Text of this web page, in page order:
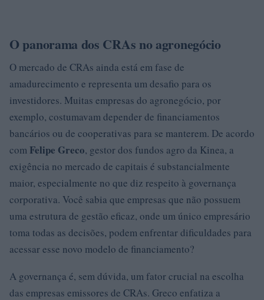
O panorama dos CRAs no agronegócio
O mercado de CRAs ainda está em fase de
amadurecimento e representa um desafio para os
investidores. Muitas empresas do agronegócio, por
exemplo, costumavam depender de financiamentos
bancários ou de cooperativas para se manterem. De acordo
com Felipe Greco, gestor dos fundos agro da Kinea, a
exigência no mercado de capitais é substancialmente
maior, especialmente no que diz respeito à governança
corporativa. Você sabia que empresas que não possuem
uma estrutura de gestão eficaz, onde um único empresário
toma todas as decisões, podem enfrentar dificuldades para
acessar esse novo modelo de financiamento?
A governança é, sem dúvida, um fator crucial na escolha
das empresas emissores de CRAs. Greco enfatiza a